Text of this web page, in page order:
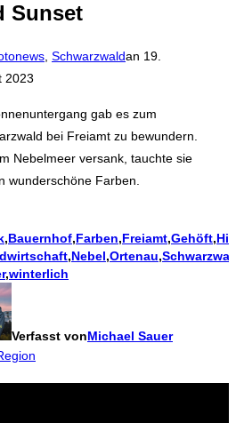
Sunset
, Schwarzwaldan Veröffentlicht
19.
2023
gab es zum
bei Freiamt zu bewundern.
Nebelmeer versank, tauchte sie
wunderschöne Farben.
,Bauernhof,Farben,Freiamt,Gehöft,
,Nebel,Ortenau,
,winterlich
Verfasst vonMichael Sauer